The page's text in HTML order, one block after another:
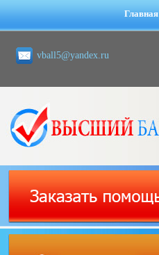
Главная
vball5@yandex.ru